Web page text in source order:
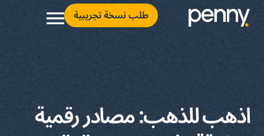
طلب نسخة تجريبية
اذهب للذهب: مصادر رقمية